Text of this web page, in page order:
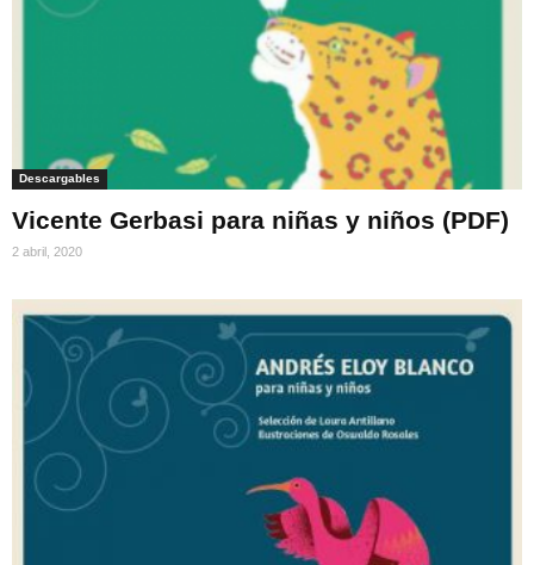
Descargables
Vicente Gerbasi para niñas y niños (PDF)
2 abril, 2020